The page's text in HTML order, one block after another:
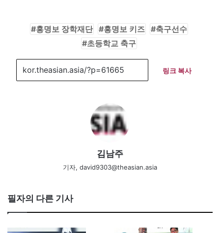
홍명보 장학재단 홍명보 키즈
축구선수
초등학교 축구
링크 복사
김남주
기자, david9303@theasian.asia
필자의 다른 기사